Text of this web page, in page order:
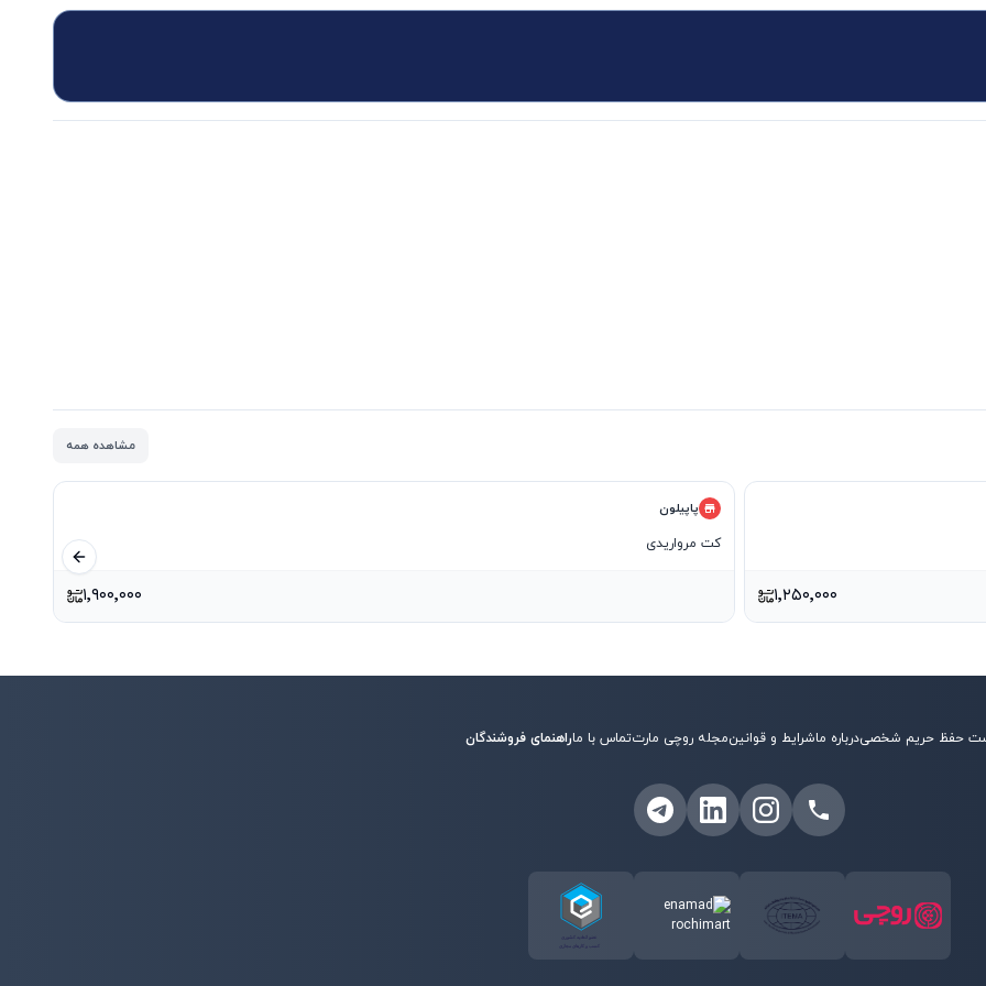
مشاهده همه
پاپیلون
کت مرواریدی
۱٬۹۰۰٬۰۰۰ ۱٬۲۵۰٬۰۰۰
اسلاید قبلی
حفظ حریم شخصیدرباره ماشرایط و قوانینمجله روچی مارتتماس با ماراهنمای فروشندگان